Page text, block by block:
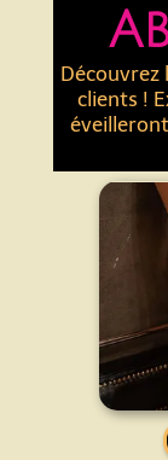
Découvrez
clients !